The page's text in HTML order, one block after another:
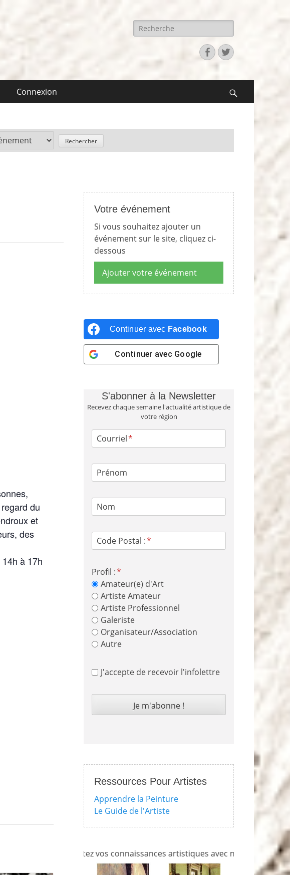
Recherche
pour:
Facebook
Twitter
Connexion
du
et
des
à 17h
Votre événement
Si vous souhaitez ajouter un
événement sur le site, cliquez ci-
dessous
Ajouter votre événement
Continuer avec Facebook
Continuer avec Google
S'abonner à la Newsletter
Recevez chaque semaine l'actualité artistique de
votre région
Courriel
Prénom
Nom
Code Postal :
Profil :
Amateur(e) d'Art
Artiste Amateur
Artiste Professionnel
Galeriste
Organisateur/Association
Autre
J'accepte de recevoir l'infolettre
Ressources Pour Artistes
Apprendre la Peinture
Le Guide de l'Artiste
Testez vos connaissances artistiques avec nos quizzes sur